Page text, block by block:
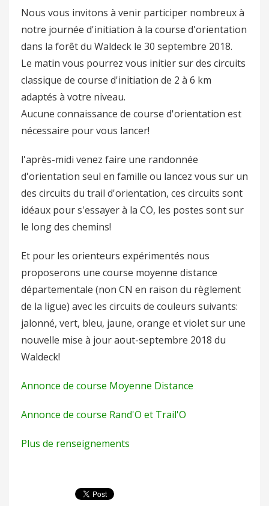
Nous vous invitons à venir participer nombreux à
notre journée d'initiation à la course d'orientation
dans la forêt du Waldeck le 30 septembre 2018.
Le matin vous pourrez vous initier sur des circuits
classique de course d'initiation de 2 à 6 km
adaptés à votre niveau.
Aucune connaissance de course d'orientation est
nécessaire pour vous lancer!
l'après-midi venez faire une randonnée
d'orientation seul en famille ou lancez vous sur un
des circuits du trail d'orientation, ces circuits sont
idéaux pour s'essayer à la CO, les postes sont sur
le long des chemins!
Et pour les orienteurs expérimentés nous
proposerons une course moyenne distance
départementale (non CN en raison du règlement
de la ligue) avec les circuits de couleurs suivants:
jalonné, vert, bleu, jaune, orange et violet sur une
nouvelle mise à jour aout-septembre 2018 du
Waldeck!
Annonce de course Moyenne Distance
Annonce de course Rand'O et Trail'O
Plus de renseignements